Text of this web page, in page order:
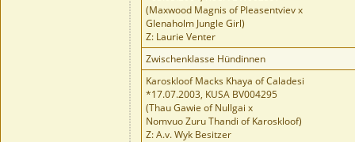
(Maxwood Magnis of Pleasentviev x
Glenaholm Jungle Girl)
Z: Laurie Venter
Zwischenklasse Hündinnen
Karoskloof Macks Khaya of Caladesi
*17.07.2003, KUSA BV004295
(Thau Gawie of Nullgai x
Nomvuo Zuru Thandi of Karoskloof)
Z: A.v. Wyk Besitzer